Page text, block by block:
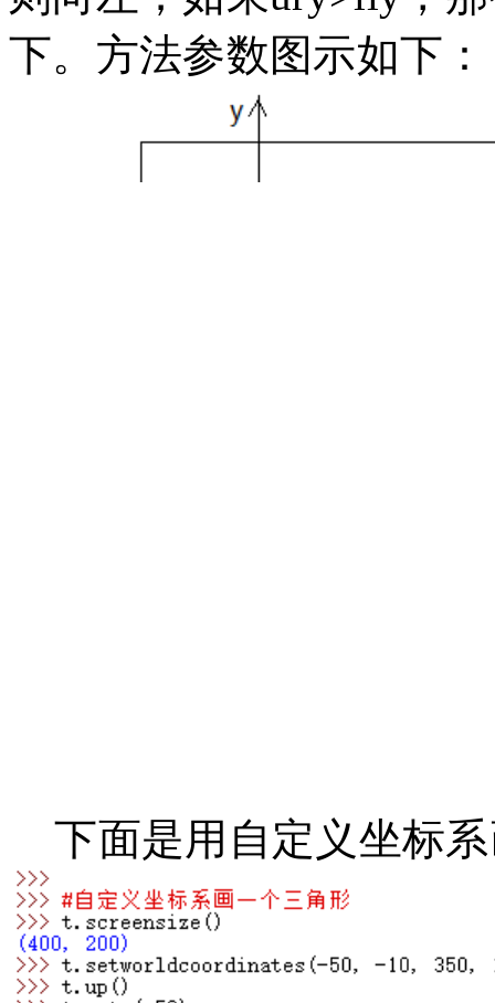
下。方法参数图示如下：
下面是用自定义坐标